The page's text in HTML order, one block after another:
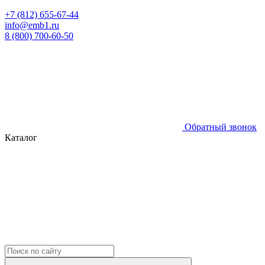
+7 (812) 655-67-44
info@emb1.ru
8 (800) 700-60-50
Обратный звонок
Каталог